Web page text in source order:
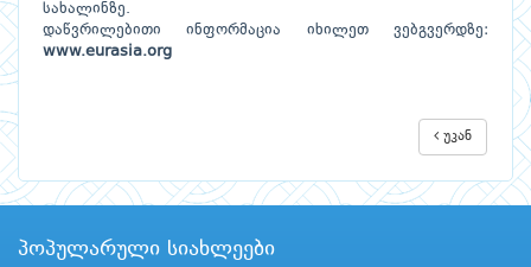
სახალინზე.
დაწვრილებითი ინფორმაცია იხილეთ ვებგვერდზე:
www.eurasia.org
უკან
პოპულარული სიახლეები